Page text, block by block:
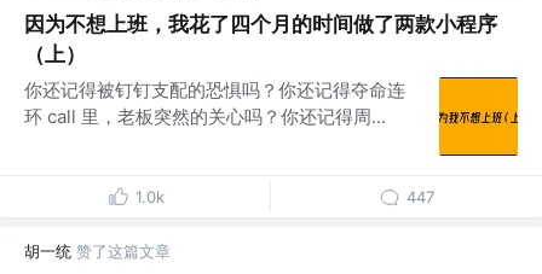
因为不想上班，我花了四个月的时间做了两款小程序
（上）
你还记得被钉钉支配的恐惧吗？你还记得夺命连
环 call 里，老板突然的关心吗？你还记得周...
1.0k 447
胡一统 赞了这篇文章